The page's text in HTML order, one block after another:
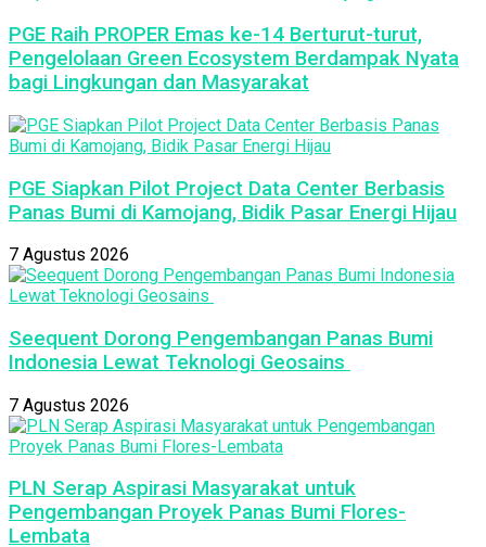
PGE Raih PROPER Emas ke-14 Berturut-turut,
Pengelolaan Green Ecosystem Berdampak Nyata
bagi Lingkungan dan Masyarakat
PGE Siapkan Pilot Project Data Center Berbasis
Panas Bumi di Kamojang, Bidik Pasar Energi Hijau
7 Agustus 2026
Seequent Dorong Pengembangan Panas Bumi
Indonesia Lewat Teknologi Geosains
7 Agustus 2026
PLN Serap Aspirasi Masyarakat untuk
Pengembangan Proyek Panas Bumi Flores-
Lembata